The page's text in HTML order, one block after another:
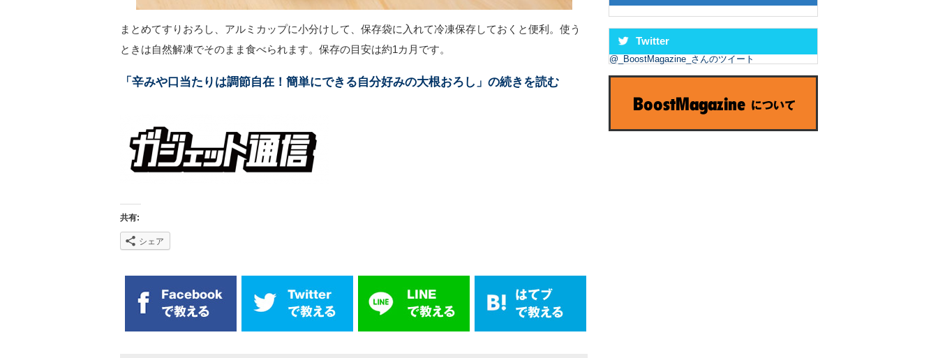
まとめてすりおろし、アルミカップに小分けして、保存袋に入れて冷凍保存しておくと便利。使う
ときは自然解凍でそのまま食べられます。保存の目安は約1カ月です。
「辛みや口当たりは調節自在！簡単にできる自分好みの大根おろし」の続きを読む
共有:
シェア
Twitter
@_BoostMagazine_さんのツイート